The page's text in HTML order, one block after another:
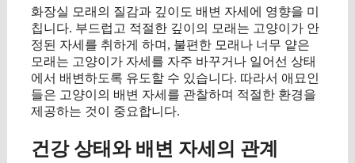
화장실 모래의 질감과 깊이도 배변 자세에 영향을 미
칩니다. 부드럽고 적절한 깊이의 모래는 고양이가 안
정된 자세를 취하게 하며, 불편한 모래나 너무 얕은
모래는 고양이가 자세를 자주 바꾸거나 일어선 상태
에서 배변하도록 유도할 수 있습니다. 따라서 애묘인
들은 고양이의 배변 자세를 관찰하며 적절한 환경을
제공하는 것이 중요합니다.
건강 상태와 배변 자세의 관계